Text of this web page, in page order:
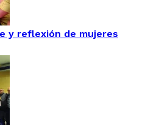
y reflexión de mujeres